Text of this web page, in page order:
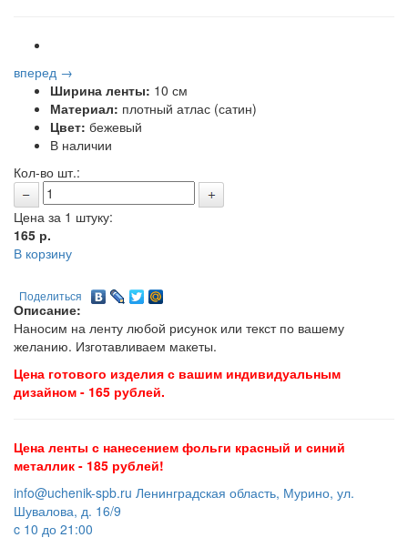
вперед →
Ширина ленты: 10 см
Материал: плотный атлас (сатин)
Цвет: бежевый
В наличии
Кол-во шт.:
Цена за 1 штуку:
165 р.
В корзину
Поделиться
Описание:
Наносим на ленту любой рисунок или текст по вашему
желанию. Изготавливаем макеты.
Цена готового изделия с вашим индивидуальным
дизайном - 165 рублей.
Цена ленты с нанесением фольги красный и синий
металлик - 185 рублей!
info@uchenik-spb.ru Ленинградская область, Мурино, ул.
Шувалова, д. 16/9
c 10 до 21:00